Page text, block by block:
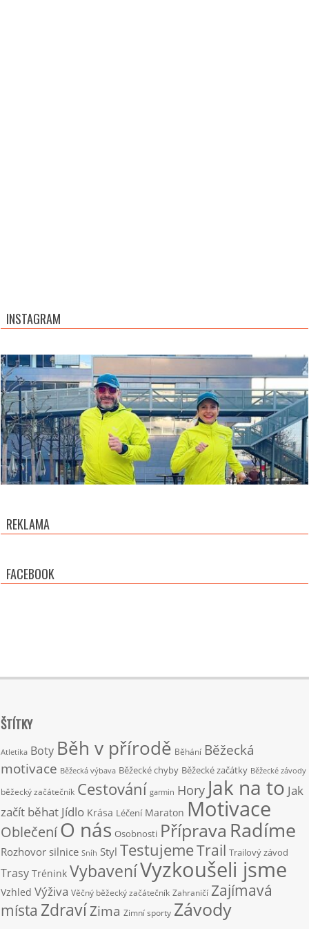
INSTAGRAM
REKLAMA
FACEBOOK
ŠTÍTKY
Atletika Boty Běh v přírodě Běhání Běžecká
motivace Běžecká výbava Běžecké chyby Běžecké začátky Běžecké závody
běžecký začátečník Cestování garmin Hory Jak na to Jak
začít běhat Jídlo Krása Léčení Maraton Motivace
OblečeníO nás Osobnosti Příprava Radíme
Rozhovor silnice Sníh Styl TestujemeTrail Trailový závod
Trasy Trénink VybaveníVyzkoušeli jsme
Vzhled Výživa Věčný běžecký začátečník Zahraničí Zajímavá
místa ZdravíZima Zimní sporty Závody